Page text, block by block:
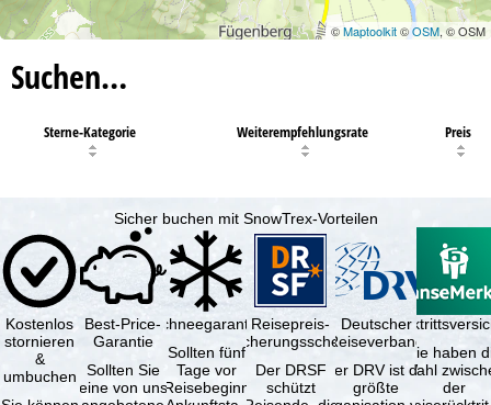
©Maptoolkit©OSM, © OSM
Suchen…
Sterne-Kategorie Weiterempfehlungsrate Preis
Sicher buchen mit SnowTrex-Vorteilen
Kostenlos
stornieren
&
umbuchen
Best-Price-
Garantie
Sollten Sie
eine von uns
Schneegarantie
Sollten fünf
Tage vor
Reisebeginn
Reisepreis-
Sicherungsschein
Der DRSF
schützt
Deutscher
Reiseverband
Der DRV ist die
größte
Sie haben
Wahl
der